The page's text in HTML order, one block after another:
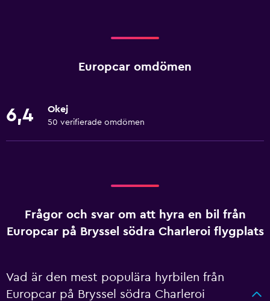
Europcar omdömen
6,4 Okej
50 verifierade omdömen
Frågor och svar om att hyra en bil från
Europcar på Bryssel södra Charleroi flygplats
Vad är den mest populära hyrbilen från
Europcar på Bryssel södra Charleroi